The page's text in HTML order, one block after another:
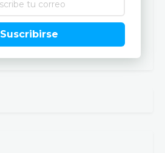
Suscribirse